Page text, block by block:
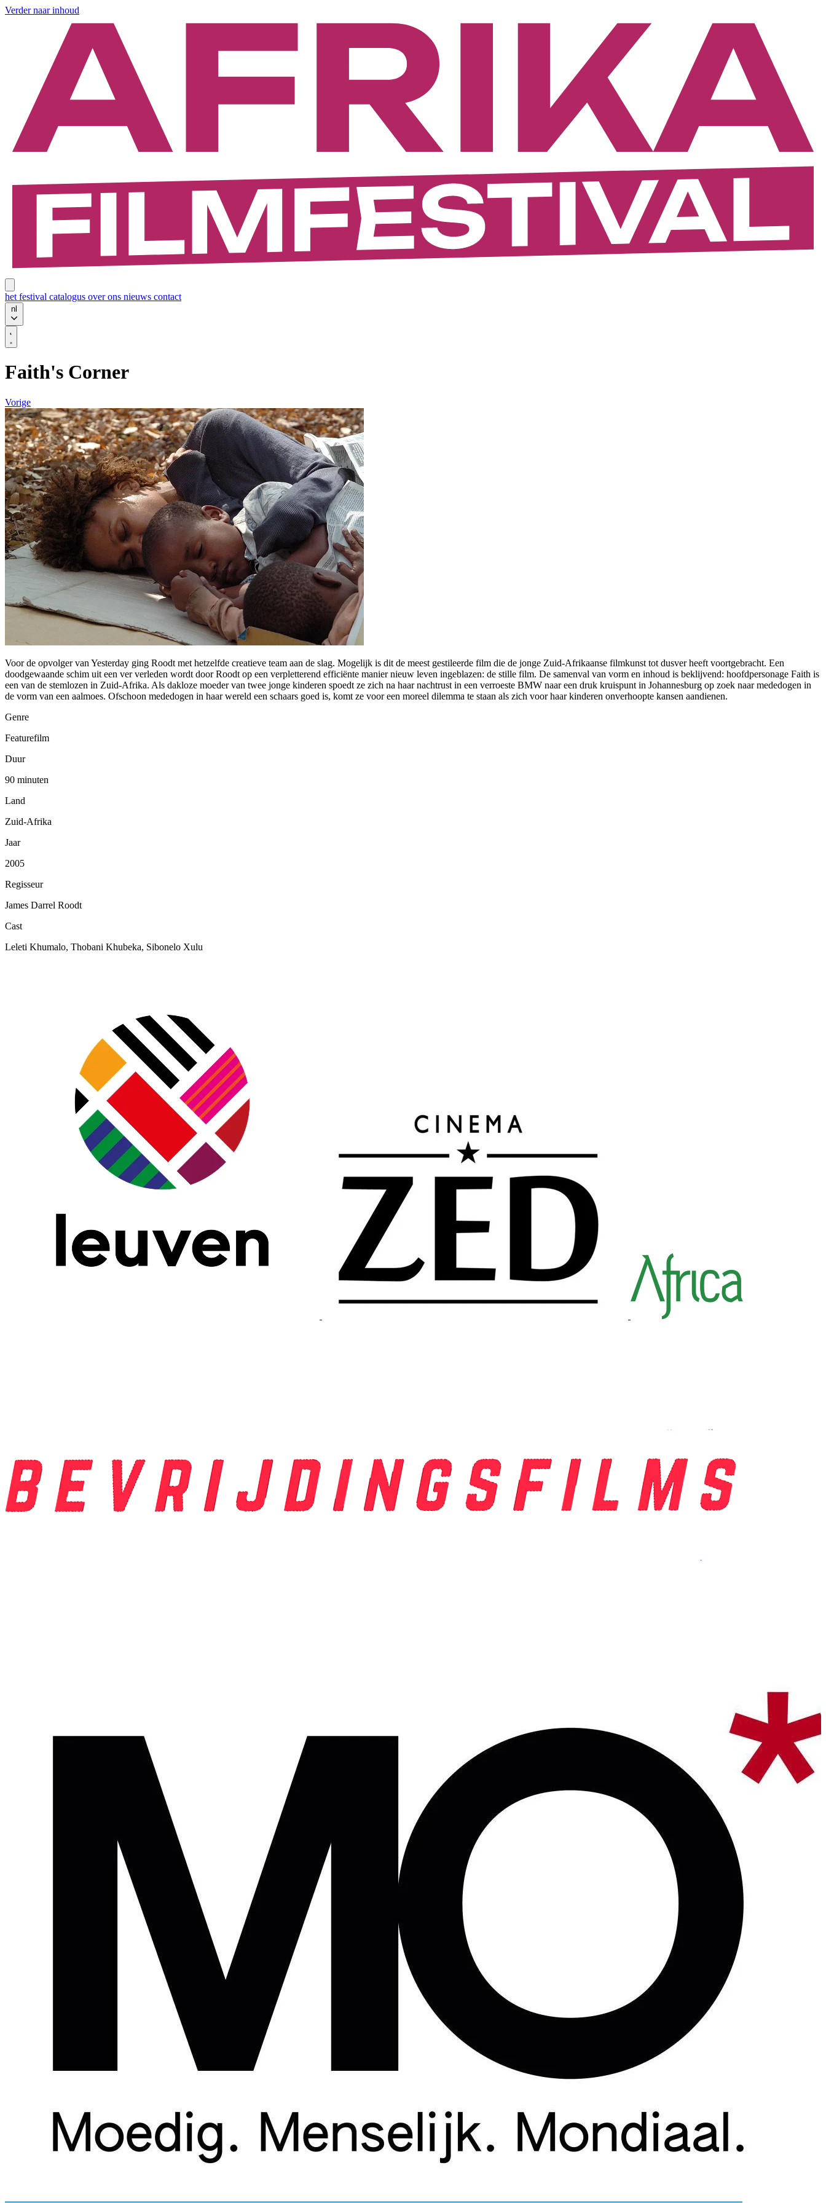
Verder naar inhoud
het festival catalogus over ons nieuws contact
nl
Faith's Corner
Vorige
Voor de opvolger van Yesterday ging Roodt met hetzelfde creatieve team aan de slag. Mogelijk is dit de meest gestileerde film die de jonge Zuid-Afrikaanse filmkunst tot dusver heeft voortgebracht. Een
doodgewaande schim uit een ver verleden wordt door Roodt op een verpletterend efficiënte manier nieuw leven ingeblazen: de stille film. De samenval van vorm en inhoud is beklijvend: hoofdpersonage Faith is
een van de stemlozen in Zuid-Afrika. Als dakloze moeder van twee jonge kinderen spoedt ze zich na haar nachtrust in een verroeste BMW naar een druk kruispunt in Johannesburg op zoek naar mededogen in
de vorm van een aalmoes. Ofschoon mededogen in haar wereld een schaars goed is, komt ze voor een moreel dilemma te staan als zich voor haar kinderen onverhoopte kansen aandienen.
Genre
Featurefilm
Duur
90 minuten
Land
Zuid-Afrika
Jaar
2005
Regisseur
James Darrel Roodt
Cast
Leleti Khumalo, Thobani Khubeka, Sibonelo Xulu